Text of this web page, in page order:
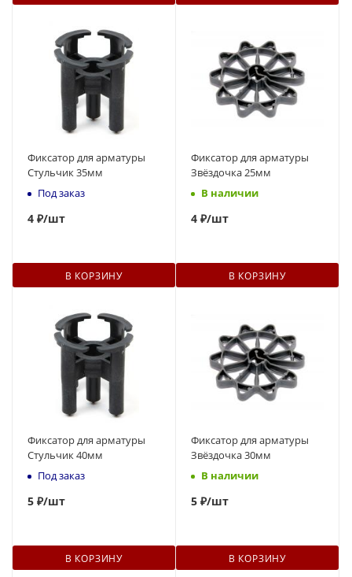
Фиксатор для арматуры
Стульчик 35мм
Под заказ
4 ₽/шт
В КОРЗИНУ
Фиксатор для арматуры
Звёздочка 25мм
В наличии
4 ₽/шт
В КОРЗИНУ
Фиксатор для арматуры
Стульчик 40мм
Под заказ
5 ₽/шт
В КОРЗИНУ
Фиксатор для арматуры
Звёздочка 30мм
В наличии
5 ₽/шт
В КОРЗИНУ